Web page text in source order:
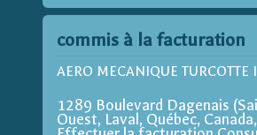
commis à la facturation
AERO MECANIQUE TURCOTTE
1289 Boulevard Dagenais
Ouest, Laval, Québec,